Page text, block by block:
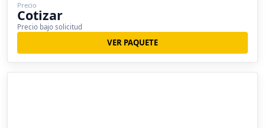
Precio
Cotizar
Precio bajo solicitud
VER PAQUETE